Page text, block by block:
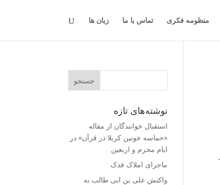
منظومه فکری تماس با ما زبان ها
نوشته‌های تازه
استقبال خوانندگان از مقاله
«حماسه خونین کربلا در قرآن» در
ایام محرم و اربعین
ماجرای املاک فدک
واکنش على بن ابى طالب به